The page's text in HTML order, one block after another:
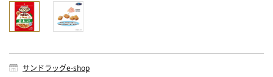
サンドラッグe-shop